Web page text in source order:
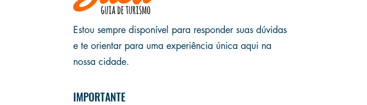
Estou sempre disponível para responder suas dúvidas
e te orientar para uma experiência única aqui na
nossa cidade.
IMPORTANTE